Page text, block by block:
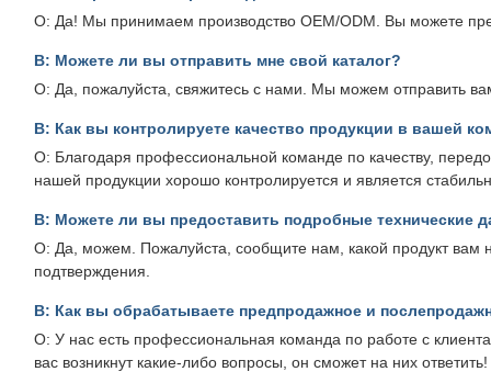
О: Да! Мы принимаем производство OEM/ODM. Вы можете
В: Можете ли вы отправить мне свой каталог?
О: Да, пожалуйста, свяжитесь с нами. Мы можем отправить
В: Как вы контролируете качество продукции в вашей
О: Благодаря профессиональной команде по качеству,
нашей продукции хорошо контролируется и является
В: Можете ли вы предоставить подробные технические
О: Да, можем. Пожалуйста, сообщите нам, какой продукт вам
подтверждения.
В: Как вы обрабатываете предпродажное и
О: У нас есть профессиональная команда по работе с
вас возникнут какие-либо вопросы, он сможет на них ответить!